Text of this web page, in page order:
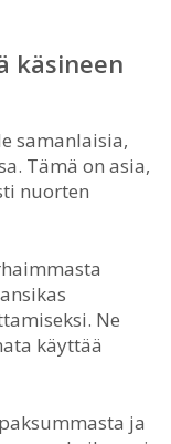
käsineen
samanlaisia,
Tämä on asia,
nuorten
Ne
käyttää
ja